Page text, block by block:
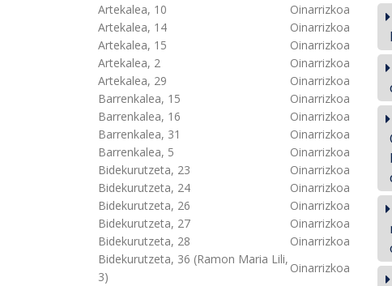
Artekalea, 10
Oinarrizkoa
Artekalea, 14
Oinarrizkoa
Artekalea, 15
Oinarrizkoa
Artekalea, 2
Oinarrizkoa
Artekalea, 29
Oinarrizkoa
Barrenkalea, 15
Oinarrizkoa
Barrenkalea, 16
Oinarrizkoa
Barrenkalea, 31
Oinarrizkoa
Barrenkalea, 5
Oinarrizkoa
Bidekurutzeta, 23
Oinarrizkoa
Bidekurutzeta, 24
Oinarrizkoa
Bidekurutzeta, 26
Oinarrizkoa
Bidekurutzeta, 27
Oinarrizkoa
Bidekurutzeta, 28
Oinarrizkoa
Bidekurutzeta, 36 (Ramon Maria Lili,
3)
Oinarrizkoa